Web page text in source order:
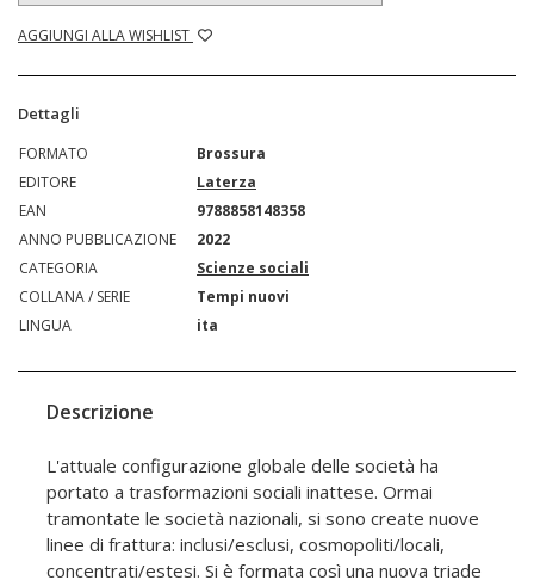
AGGIUNGI ALLA WISHLIST
Dettagli
FORMATO
Brossura
EDITORE
Laterza
EAN
9788858148358
ANNO PUBBLICAZIONE
2022
CATEGORIA
Scienze sociali
COLLANA / SERIE
Tempi nuovi
LINGUA
ita
Descrizione
L'attuale configurazione globale delle società ha
portato a trasformazioni sociali inattese. Ormai
tramontate le società nazionali, si sono create nuove
linee di frattura: inclusi/esclusi, cosmopoliti/locali,
concentrati/estesi. Si è formata così una nuova triade